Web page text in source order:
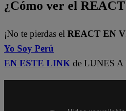
¿Cómo ver el
¡No te pierdas el REACT EN
Yo Soy Perú
EN ESTE LINK de LUNES A